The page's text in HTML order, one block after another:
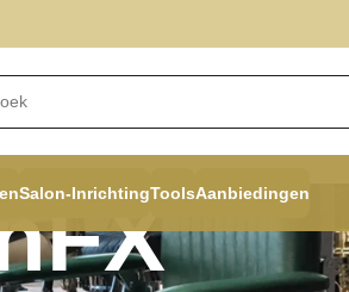
Salon-InrichtingToolsAanbiedingen